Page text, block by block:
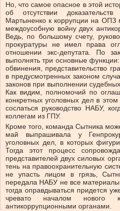
Но, что самое опасное в этой
об отсутствии
Мартыненко к коррупции на ОПЗ
междоусобную войну двух
Ведь, по большому счету,
прокуратуры не имел права
отношении экс-депутата. По
выполнять три основные
обвинения, представительство
в предусмотренных законом
законов при выполнении
Как видим, полномочий по
конкретных уголовных дел в
сослаться руководство НАБУ,
коллегам из ГПУ.
Кроме того, команда Сытника
май выпрашивала у
уголовных дел, в которых
Тогда этот процесс
представителей двух силовых
тень на правоохранительную
не упасть лицом в грязь,
передала НАБУ не все
тогда оправдываться придется
чревато началом нового
антикоррупционными органами.